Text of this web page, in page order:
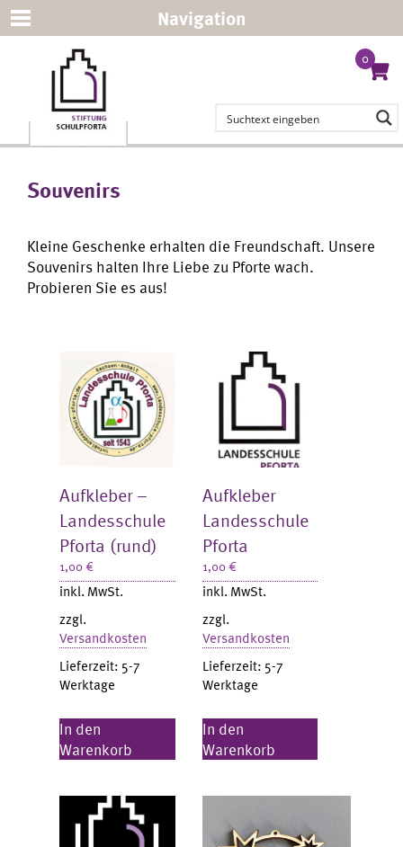
Navigation
0
Souvenirs
Kleine Geschenke erhalten die Freundschaft. Unsere
Souvenirs halten Ihre Liebe zu Pforte wach.
Probieren Sie es aus!
Aufkleber –
Landesschule
Pforta (rund)
1,00€
inkl. MwSt.
zzgl.
Versandkosten
Lieferzeit: 5-7
Werktage
In den
Warenkorb
Aufkleber
Landesschule
Pforta
1,00€
inkl. MwSt.
zzgl.
Versandkosten
Lieferzeit: 5-7
Werktage
In den
Warenkorb